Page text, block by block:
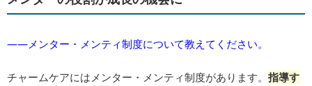
――メンター・メンティ制度について教えてください。
チャームケアにはメンター・メンティ制度があります。 指導す